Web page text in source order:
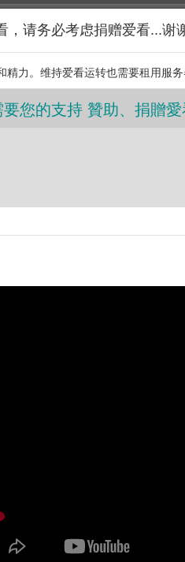
❤️ 愛看需要您的支持 贊
$50 Y
$20 Y
2. 点击捐赠
，请务必考虑捐赠爱看...谢
精力。维持爱看运转也需要租用服
支持 贊助、捐贈愛看